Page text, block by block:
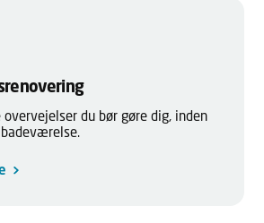
du bør gøre dig, inden